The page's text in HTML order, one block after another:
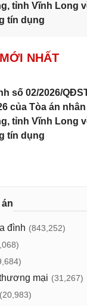
tỉnh Vĩnh Long
tín dụng
NHẤT
số 02/2026/
của Tòa án
tỉnh Vĩnh Long
tín dụng
đình (843,252)
mại (31,267)
(20,983)